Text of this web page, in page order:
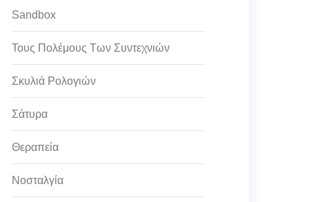
Sandbox
Τους Πολέμους Των Συντεχνιών
Σκυλιά Ρολογιών
Σάτυρα
Θεραπεία
Νοσταλγία